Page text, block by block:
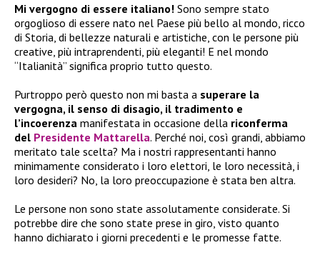
Mi vergogno di essere italiano! Sono sempre stato
orgoglioso di essere nato nel Paese più bello al mondo, ricco
di Storia, di bellezze naturali e artistiche, con le persone più
creative, più intraprendenti, più eleganti! E nel mondo
“Italianità” significa proprio tutto questo.
Purtroppo però questo non mi basta a superare la
vergogna, il senso di disagio, il tradimento e
l’incoerenza manifestata in occasione della riconferma
del Presidente Mattarella. Perché noi, così grandi, abbiamo
meritato tale scelta? Ma i nostri rappresentanti hanno
minimamente considerato i loro elettori, le loro necessità, i
loro desideri? No, la loro preoccupazione è stata ben altra.
Le persone non sono state assolutamente considerate. Si
potrebbe dire che sono state prese in giro, visto quanto
hanno dichiarato i giorni precedenti e le promesse fatte.